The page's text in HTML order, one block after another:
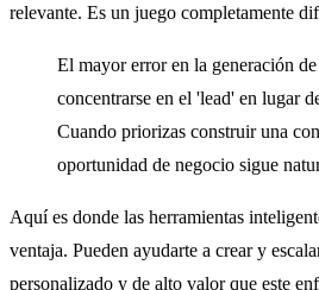
relevante. Es un juego completamente
El mayor error en la generación
concentrarse en el 'lead' en lugar
Cuando priorizas construir una
oportunidad de negocio sigue
Aquí es donde las herramientas
ventaja. Pueden ayudarte a crear y
personalizado y de alto valor que este